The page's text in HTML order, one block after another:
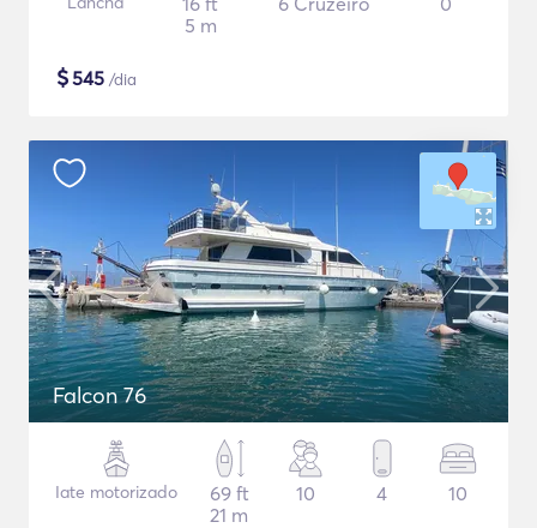
5 m
$545 /dia
Falcon 76
Iate motorizado
69 ft
21 m
10 4 10